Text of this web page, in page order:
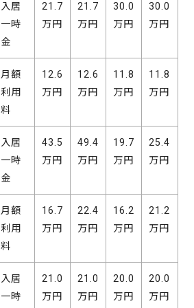
入居
一時
金
21.7
万円
21.7
万円
30.0
万円
30.0
万円
月額
利用
料
12.6
万円
12.6
万円
11.8
万円
11.8
万円
入居
一時
金
43.5
万円
49.4
万円
19.7
万円
25.4
万円
月額
利用
料
16.7
万円
22.4
万円
16.2
万円
21.2
万円
入居
一時
21.0
万円
21.0
万円
20.0
万円
20.0
万円